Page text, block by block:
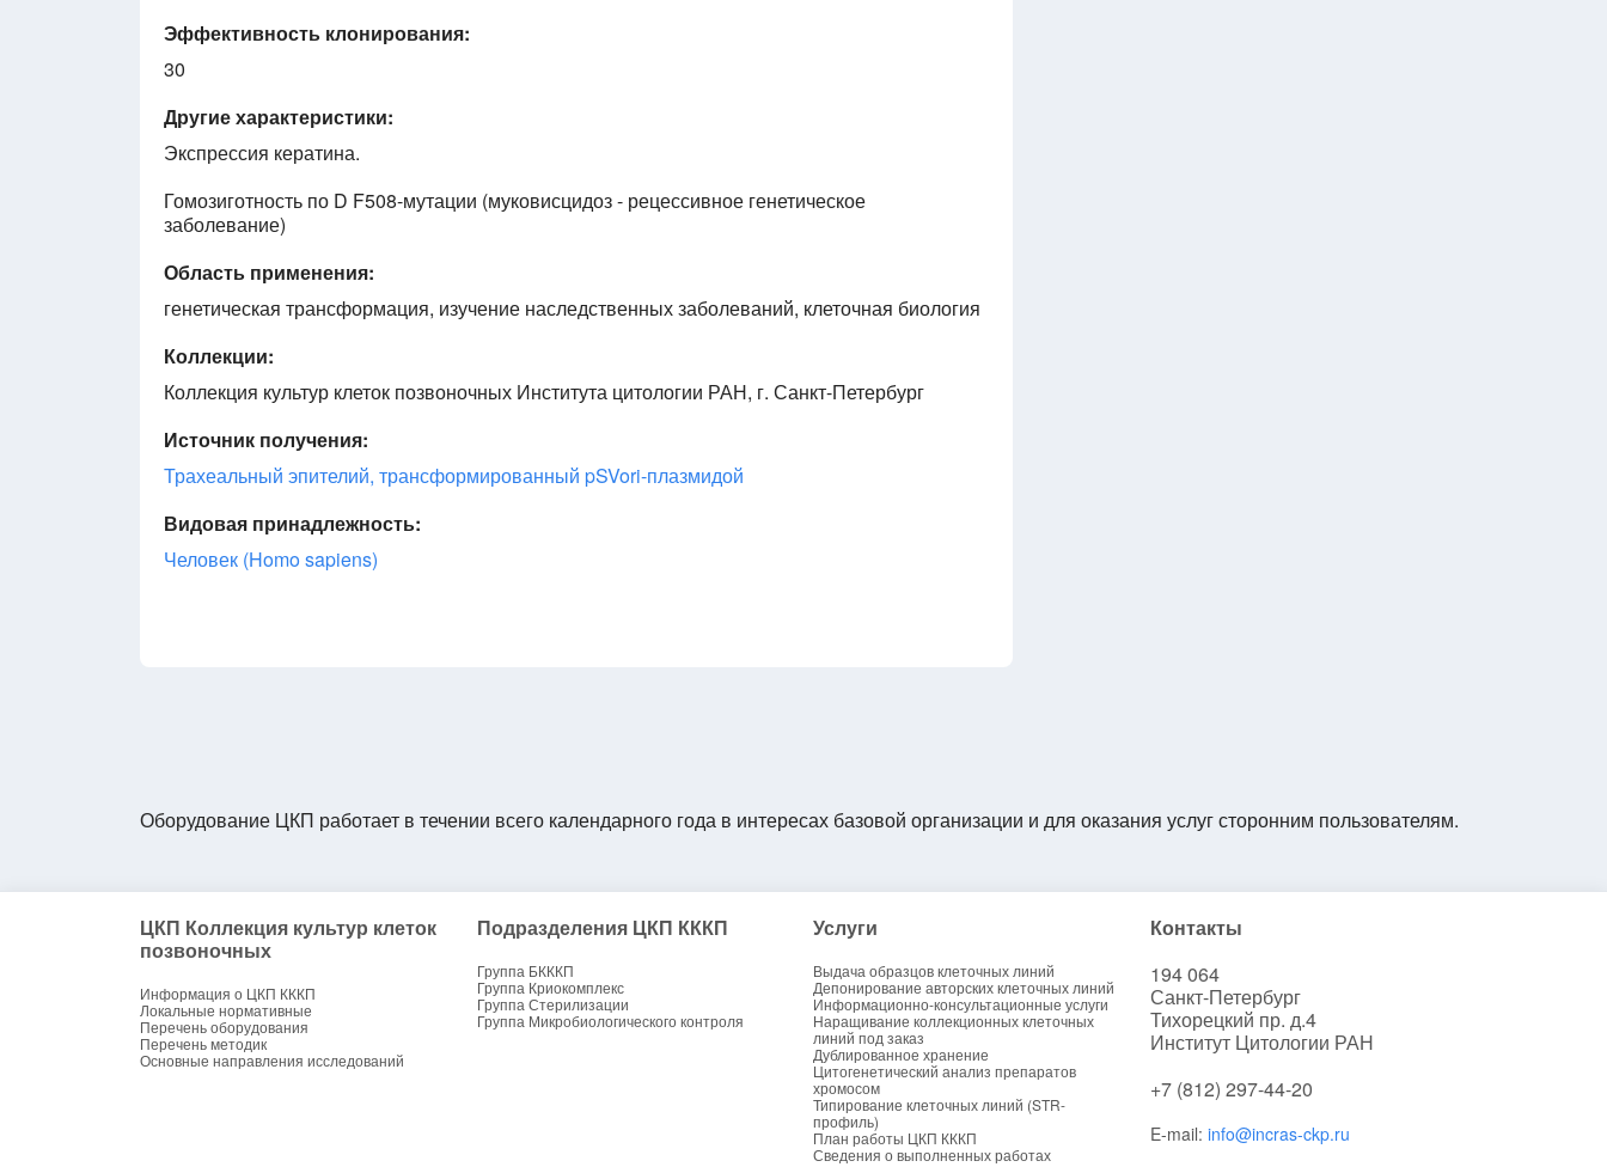
Эффективность клонирования:
30
Другие характеристики:
Экспрессия кератина.
Гомозиготность по D F508-мутации (муковисцидоз - рецессивное генетическое
заболевание)
Область применения:
генетическая трансформация, изучение наследственных заболеваний, клеточная биология
Коллекции:
Коллекция культур клеток позвоночных Института цитологии РАН, г. Санкт-Петербург
Источник получения:
Трахеальный эпителий, трансформированный pSVori-плазмидой
Видовая принадлежность:
Человек (Homo sapiens)
Оборудование ЦКП работает в течении всего календарного года в интересах базовой организации и для оказания услуг сторонним пользователям.
ЦКП Коллекция культур клеток
позвоночных
Информация о ЦКП КККП
Локальные нормативные
Перечень оборудования
Перечень методик
Основные направления исследований
Подразделения ЦКП КККП
Группа БКККП
Группа Криокомплекс
Группа Стерилизации
Группа Микробиологического контроля
Услуги
Выдача образцов клеточных линий
Депонирование авторских клеточных линий
Информационно-консультационные услуги
Наращивание коллекционных клеточных
линий под заказ
Дублированное хранение
Цитогенетический анализ препаратов
хромосом
Типирование клеточных линий (STR-
профиль)
План работы ЦКП КККП
Сведения о выполненных работах
Контакты
194 064
Санкт-Петербург
Тихорецкий пр. д.4
Институт Цитологии РАН
+7 (812) 297-44-20
E-mail: info@incras-ckp.ru